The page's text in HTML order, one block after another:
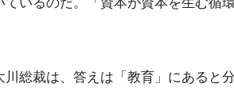
総裁は、答えは「教育」にあると分